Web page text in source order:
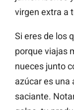
virgen extra a
Si eres de los
porque viajas
nueces junto
azúcar es
saciante.